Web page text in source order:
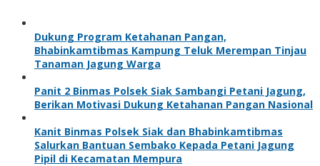
Dukung Program Ketahanan Pangan,
Bhabinkamtibmas Kampung Teluk Merempan Tinjau
Tanaman Jagung Warga
Panit 2 Binmas Polsek Siak Sambangi Petani Jagung,
Berikan Motivasi Dukung Ketahanan Pangan Nasional
Kanit Binmas Polsek Siak dan Bhabinkamtibmas
Salurkan Bantuan Sembako Kepada Petani Jagung
Pipil di Kecamatan Mempura